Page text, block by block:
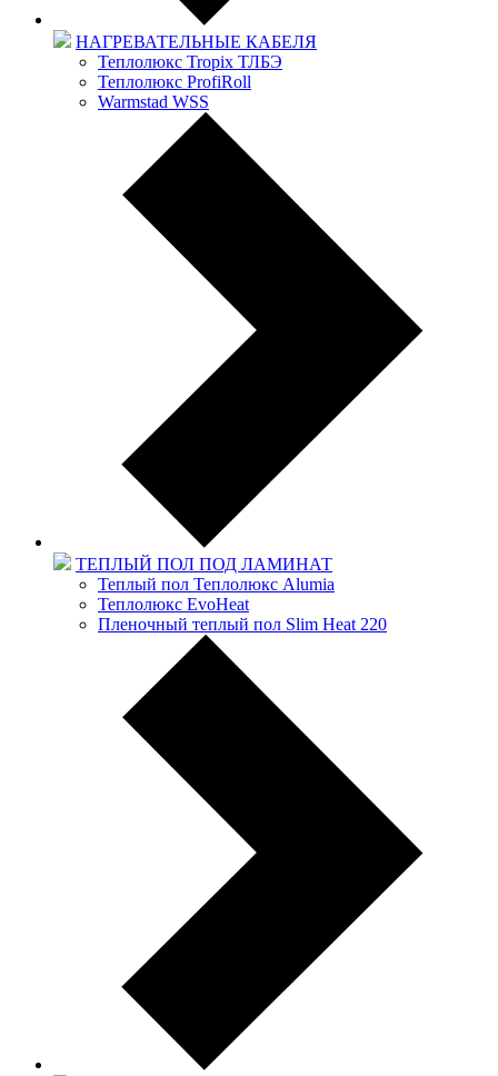
НАГРЕВАТЕЛЬНЫЕ КАБЕЛЯ
Теплолюкс Tropix ТЛБЭ
Теплолюкс ProfiRoll
Warmstad WSS
ТЕПЛЫЙ ПОЛ ПОД ЛАМИНАТ
Теплый пол Теплолюкс Alumia
Теплолюкс EvoHeat
Пленочный теплый пол Slim Heat 220